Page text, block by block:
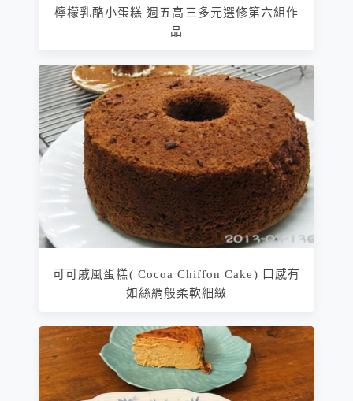
檸檬乳酪小蛋糕 週五高三多元選修第六組作
品
可可戚風蛋糕( Cocoa Chiffon Cake) 口感有
如絲綢般柔軟細緻